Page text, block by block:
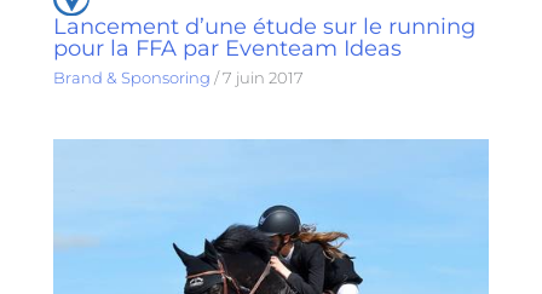
Lancement d’une étude sur le running
pour la FFA par Eventeam Ideas
Brand & Sponsoring /7 juin 2017